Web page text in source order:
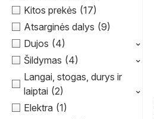
Kitos prekės (17)
Atsarginės dalys (9)
Dujos (4)
⌃
Šildymas (4)
⌃
Langai, stogas, durys ir
laiptai (2)
⌃
Elektra (1)